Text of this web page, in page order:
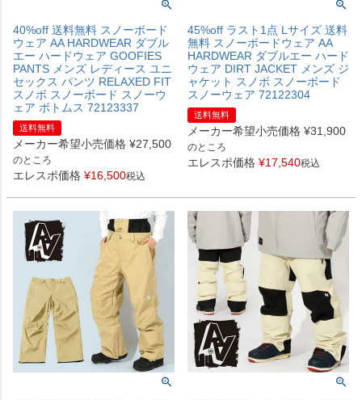
40%off 送料無料 スノーボード
ウェア AA HARDWEAR ダブル
エー ハードウェア GOOFIES
PANTS メンズ レディース ユニ
セックス パンツ RELAXED FIT
スノボ スノーボード スノーウ
ェア ボトムス 72123337
送料無料
メーカー希望小売価格 ¥27,500
のところ
エレスポ価格 ¥16,500税込
45%off ラスト1点 Lサイズ 送料
無料 スノーボードウェア AA
HARDWEAR ダブルエー ハード
ウェア DIRT JACKET メンズ ジ
ャケット スノボ スノーボード
スノーウェア 72122304
送料無料
メーカー希望小売価格 ¥31,900
のところ
エレスポ価格 ¥17,540税込